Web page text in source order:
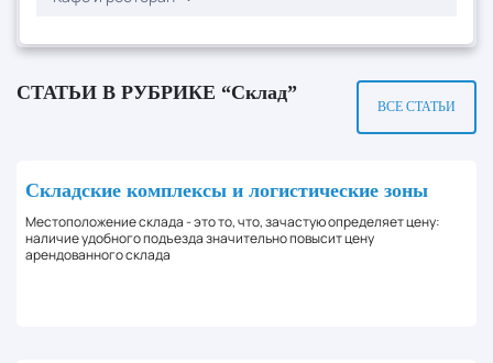
СТАТЬИ В РУБРИКЕ “Склад”
ВСЕ СТАТЬИ
Складские комплексы и логистические зоны
Местоположение склада - это то, что, зачастую определяет цену:
наличие удобного подъезда значительно повысит цену
арендованного склада